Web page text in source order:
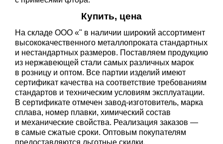
Купить, цена
На складе ООО «" в наличии широкий ассортимент
высококачественного металлопроката стандартных
и нестандартных размеров. Поставляем продукцию
из нержавеющей стали самых различных марок
в розницу и оптом. Все партии изделий имеют
сертификат качества на соответствие требованиям
стандартов и техническим условиям эксплуатации.
В сертификате отмечен завод-изготовитель, марка
сплава, номер плавки, химический состав
и механические свойства. Реализация заказов —
в самые сжатые сроки. Оптовым покупателям
предоставляются льготные скидки.